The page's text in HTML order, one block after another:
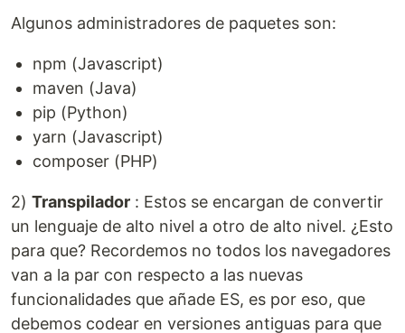
Algunos administradores de paquetes son:
npm (Javascript)
maven (Java)
pip (Python)
yarn (Javascript)
composer (PHP)
2) Transpilador : Estos se encargan de convertir
un lenguaje de alto nivel a otro de alto nivel. ¿Esto
para que? Recordemos no todos los navegadores
van a la par con respecto a las nuevas
funcionalidades que añade ES, es por eso, que
debemos codear en versiones antiguas para que